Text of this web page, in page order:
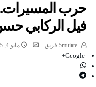
حرب
فيل الركابي
مايو 4, 2025
Google+